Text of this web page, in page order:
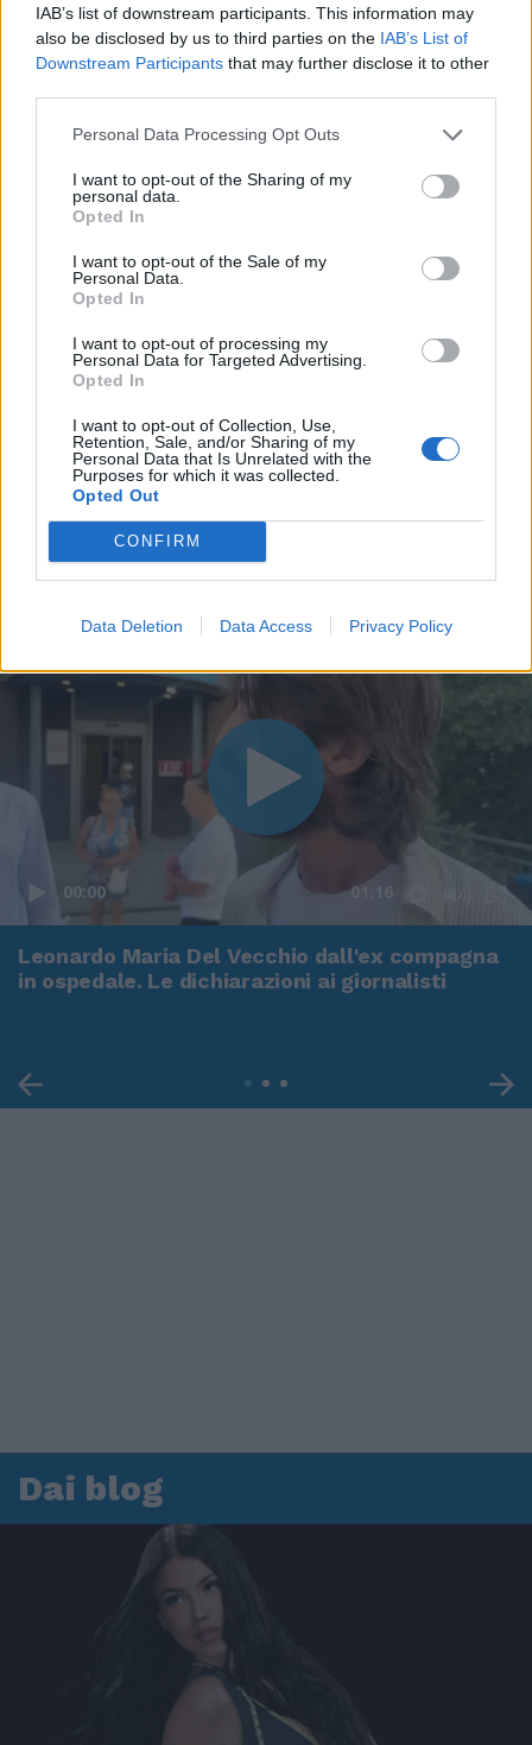
IAB’s list of downstream participants. This information may
also be disclosed by us to third parties on the IAB’s List of
Downstream Participants that may further disclose it to other
Personal Data Processing Opt Outs
I want to opt-out of the Sharing of my
personal data.
Opted In
I want to opt-out of the Sale of my
Personal Data.
Opted In
I want to opt-out of processing my
Personal Data for Targeted Advertising.
Opted In
I want to opt-out of Collection, Use,
Retention, Sale, and/or Sharing of my
Personal Data that Is Unrelated with the
Purposes for which it was collected.
Opted Out
CONFIRM
Data Deletion Data Access Privacy Policy
00:00 01:16
Leonardo Maria Del Vecchio dall'ex compagna
in ospedale. Le dichiarazioni ai giornalisti
Dai blog